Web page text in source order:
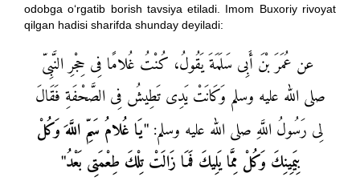
odobga o‘rgatib borish tavsiya etiladi. Imom Buxoriy rivoyat
qilgan hadisi sharifda shunday deyiladi:
عن عُمَرَ بْنَ أَبِى سَلَمَةَ يَقُولُ، كُنْتُ غُلامًا فِى حِجْرِ النَّبِىّ
صلى الله عليه وسلم وَكَانَتْ يَدِى تَطِيشُ فِى الصَّحْفَةِ فَقَالَ
لِى رَسُولُ اللَّهِ صلى الله عليه وسلم: "يَا غُلامُ سَمِّ اللَّهَ وَكُلْ
بِيَمِينِكَ وَكُلْ مِمَّا يَلِيكَ فَمَا زَالَتْ تِلْكَ طِعْمَتِى بَعْدُ"